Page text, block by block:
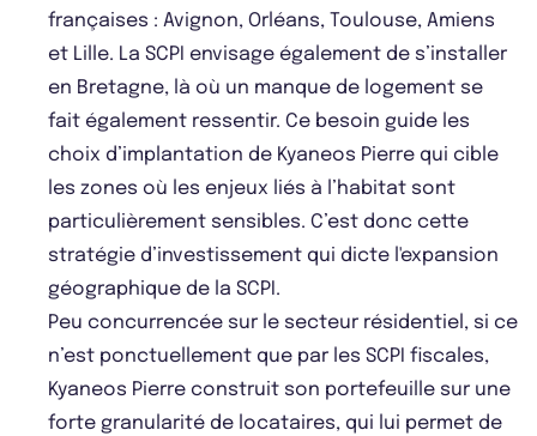
françaises : Avignon, Orléans, Toulouse, Amiens
et Lille. La SCPI envisage également de s’installer
en Bretagne, là où un manque de logement se
fait également ressentir. Ce besoin guide les
choix d’implantation de Kyaneos Pierre qui cible
les zones où les enjeux liés à l’habitat sont
particulièrement sensibles. C’est donc cette
stratégie d’investissement qui dicte l'expansion
géographique de la SCPI.
Peu concurrencée sur le secteur résidentiel, si ce
n’est ponctuellement que par les SCPI fiscales,
Kyaneos Pierre construit son portefeuille sur une
forte granularité de locataires, qui lui permet de